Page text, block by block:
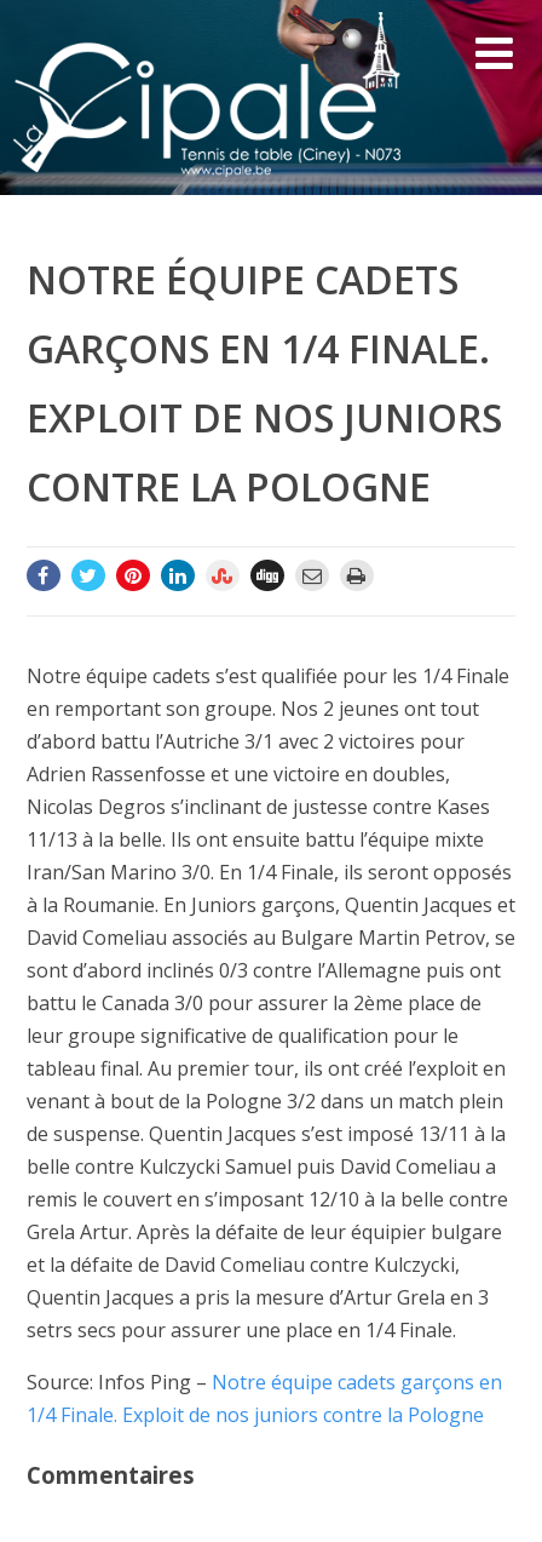
NOTRE ÉQUIPE CADETS
GARÇONS EN 1/4 FINALE.
EXPLOIT DE NOS JUNIORS
CONTRE LA POLOGNE
Notre équipe cadets s’est qualifiée pour les 1/4 Finale
en remportant son groupe. Nos 2 jeunes ont tout
d’abord battu l’Autriche 3/1 avec 2 victoires pour
Adrien Rassenfosse et une victoire en doubles,
Nicolas Degros s’inclinant de justesse contre Kases
11/13 à la belle. Ils ont ensuite battu l’équipe mixte
Iran/San Marino 3/0. En 1/4 Finale, ils seront opposés
à la Roumanie. En Juniors garçons, Quentin Jacques et
David Comeliau associés au Bulgare Martin Petrov, se
sont d’abord inclinés 0/3 contre l’Allemagne puis ont
battu le Canada 3/0 pour assurer la 2ème place de
leur groupe significative de qualification pour le
tableau final. Au premier tour, ils ont créé l’exploit en
venant à bout de la Pologne 3/2 dans un match plein
de suspense. Quentin Jacques s’est imposé 13/11 à la
belle contre Kulczycki Samuel puis David Comeliau a
remis le couvert en s’imposant 12/10 à la belle contre
Grela Artur. Après la défaite de leur équipier bulgare
et la défaite de David Comeliau contre Kulczycki,
Quentin Jacques a pris la mesure d’Artur Grela en 3
setrs secs pour assurer une place en 1/4 Finale.
Source: Infos Ping – Notre équipe cadets garçons en
1/4 Finale. Exploit de nos juniors contre la Pologne
Commentaires